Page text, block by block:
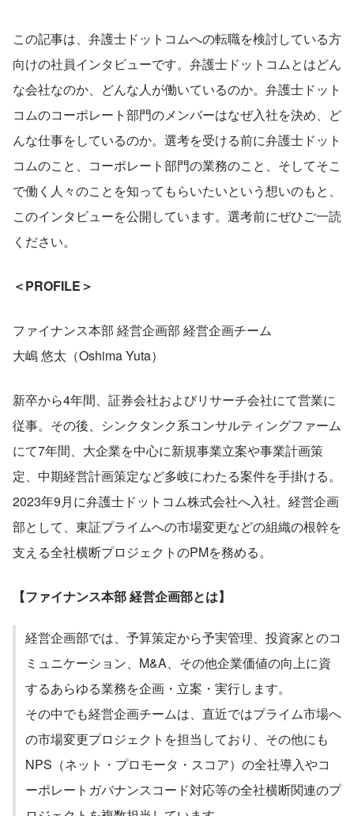
この記事は、弁護士ドットコムへの転職を検討している方
向けの社員インタビューです。弁護士ドットコムとはどん
な会社なのか、どんな人が働いているのか。弁護士ドット
コムのコーポレート部門のメンバーはなぜ入社を決め、ど
んな仕事をしているのか。選考を受ける前に弁護士ドット
コムのこと、コーポレート部門の業務のこと、そしてそこ
で働く人々のことを知ってもらいたいという想いのもと、
このインタビューを公開しています。選考前にぜひご一読
ください。
＜PROFILE＞
ファイナンス本部 経営企画部 経営企画チーム
大嶋 悠太（Oshima Yuta）
新卒から4年間、証券会社およびリサーチ会社にて営業に
従事。その後、シンクタンク系コンサルティングファーム
にて7年間、大企業を中心に新規事業立案や事業計画策
定、中期経営計画策定など多岐にわたる案件を手掛ける。
2023年9月に弁護士ドットコム株式会社へ入社。経営企画
部として、東証プライムへの市場変更などの組織の根幹を
支える全社横断プロジェクトのPMを務める。
【ファイナンス本部 経営企画部とは】
経営企画部では、予算策定から予実管理、投資家とのコ
ミュニケーション、M&A、その他企業価値の向上に資
するあらゆる業務を企画・立案・実行します。
その中でも経営企画チームは、直近ではプライム市場へ
の市場変更プロジェクトを担当しており、その他にも
NPS（ネット・プロモータ・スコア）の全社導入やコ
ーポレートガバナンスコード対応等の全社横断関連のプ